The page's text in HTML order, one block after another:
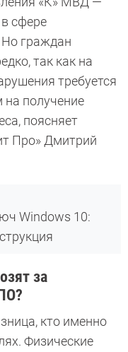
сфере
граждан
так как на
требуется
на получение
поясняет
Про» Дмитрий
Windows 10:
за
кто именно
Физические